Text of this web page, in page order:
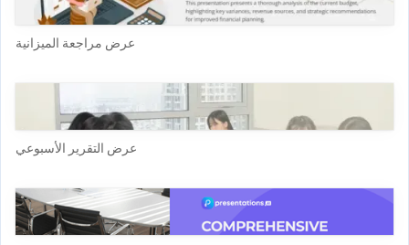
عرض مراجعة الميزانية
عرض التقرير الأسبوعي